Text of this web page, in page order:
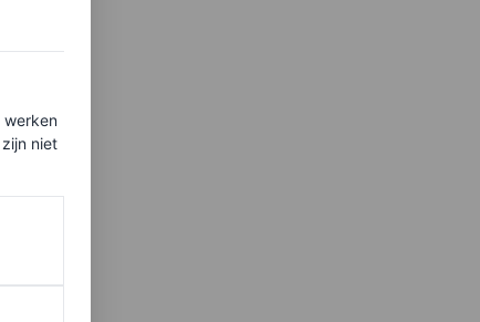
werken
niet